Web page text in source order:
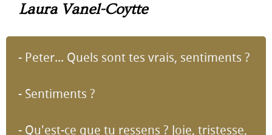
Laura Vanel-Coytte
- Peter... Quels sont tes vrais, sentiments ?
- Sentiments ?
- Qu'est-ce que tu ressens ? Joie, tristesse,